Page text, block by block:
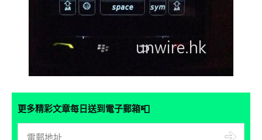
更多精彩文章每日送到電子郵箱📮